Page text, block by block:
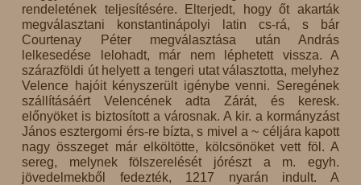
rendeletének teljesítésére. Elterjedt, hogy őt akarták
megválasztani konstantinápolyi latin cs-rá, s bár
Courtenay Péter megválasztása után András
lelkesedése lelohadt, már nem léphetett vissza. A
szárazföldi út helyett a tengeri utat választotta, melyhez
Velence hajóit kényszerült igénybe venni. Seregének
szállításáért Velencének adta Zárát, és keresk.
előnyöket is biztosított a városnak. A kir. a kormányzást
János esztergomi érs-re bízta, s mivel a ~ céljára kapott
nagy összeget már elköltötte, kölcsönöket vett föl. A
sereg, melynek fölszerelését jórészt a m. egyh.
jövedelmekből fedezték, 1217 nyarán indult. A